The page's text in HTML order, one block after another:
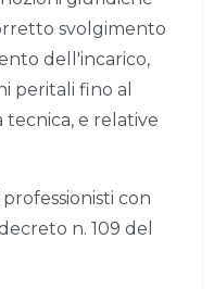
svolgimento
dell'incarico,
peritali fino al
e relative
con
n. 109 del